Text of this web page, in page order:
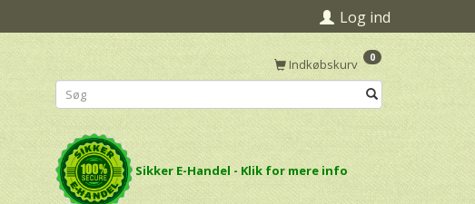
Log ind
Indkøbskurv 0
Sikker E-Handel - Klik for mere info